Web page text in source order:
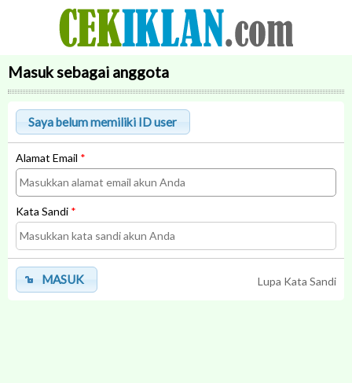
Masuk sebagai anggota
Alamat Email *
Kata Sandi *
Lupa Kata Sandi
MASUK